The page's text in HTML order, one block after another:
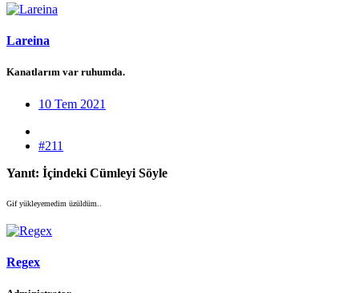
Lareina
Kanatlarım var ruhumda.
10 Tem 2021
#211
Yanıt: İçindeki Cümleyi Söyle
Gif yükleyemedim üzüldüm..
Regex